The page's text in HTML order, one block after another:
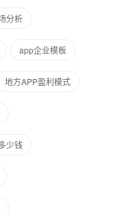
分析
app企业模板
地方APP盈利模式
少钱